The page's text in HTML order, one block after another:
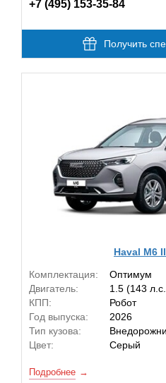
+7 (495) 153-35-84
Получить
Haval M6
Комплектация:
Оптимум
Двигатель:
1.5 (143
КПП:
Робот
Год выпуска:
2026
Тип кузова:
Цвет:
Серый
Подробнее